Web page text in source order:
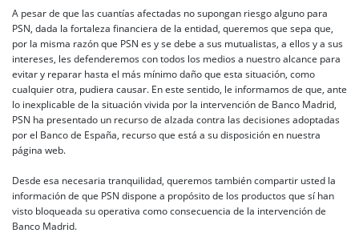
A pesar de que las cuantías afectadas no supongan riesgo alguno para
PSN, dada la fortaleza financiera de la entidad, queremos que sepa que,
por la misma razón que PSN es y se debe a sus mutualistas, a ellos y a sus
intereses, les defenderemos con todos los medios a nuestro alcance para
evitar y reparar hasta el más mínimo daño que esta situación, como
cualquier otra, pudiera causar. En este sentido, le informamos de que, ante
lo inexplicable de la situación vivida por la intervención de Banco Madrid,
PSN ha presentado un recurso de alzada contra las decisiones adoptadas
por el Banco de España, recurso que está a su disposición en nuestra
página web.
Desde esa necesaria tranquilidad, queremos también compartir usted la
información de que PSN dispone a propósito de los productos que sí han
visto bloqueada su operativa como consecuencia de la intervención de
Banco Madrid.